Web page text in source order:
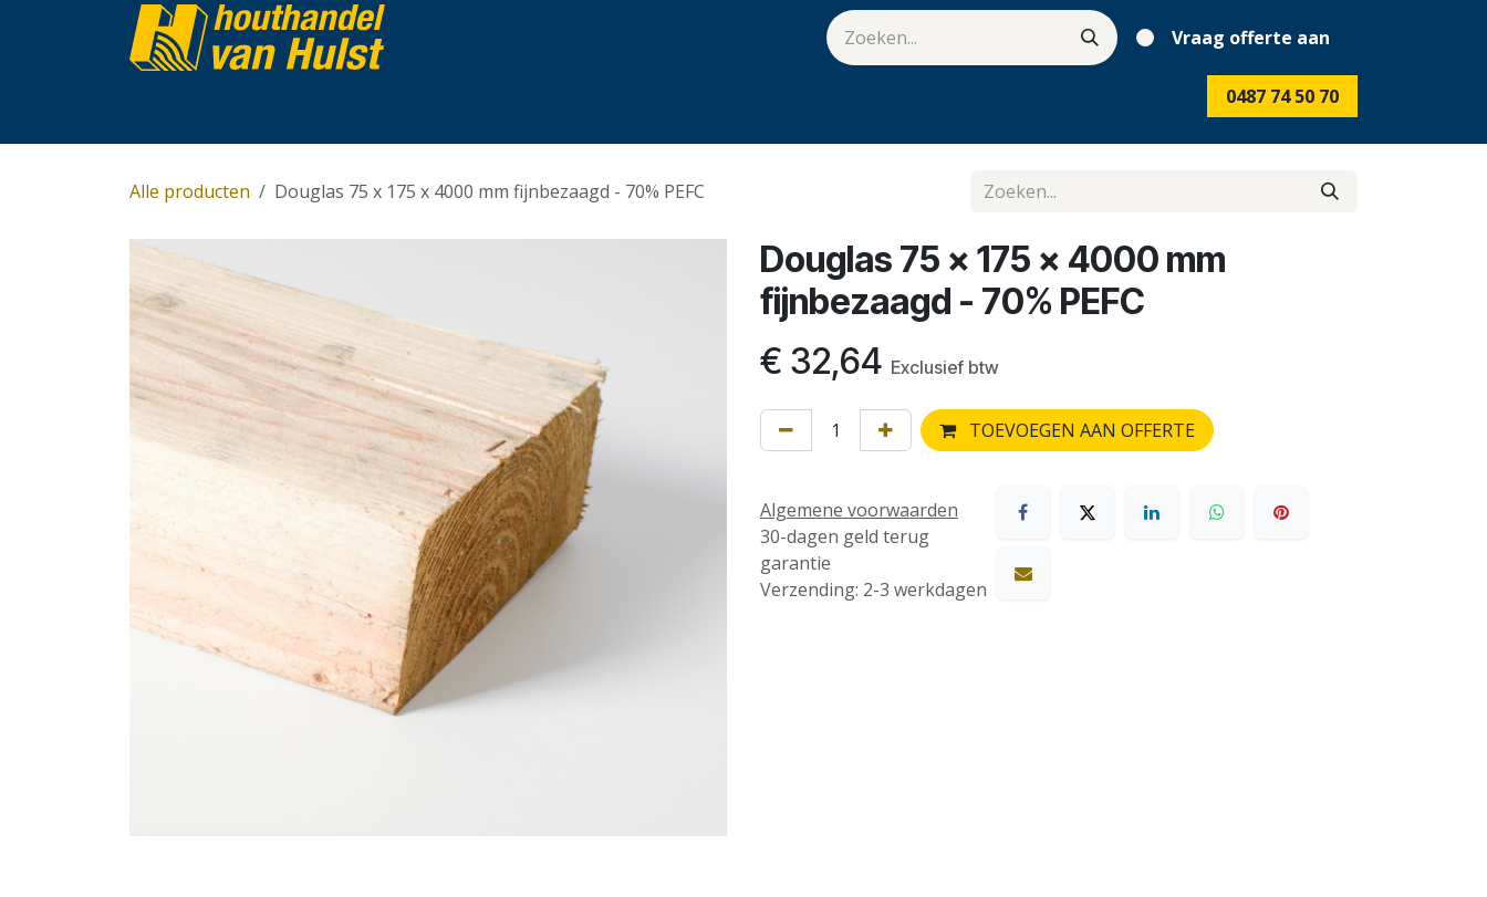
Overslaan naar inhoud
Vraag offerte aan
0487 74 50 70
Alle producten Douglas 75 x 175 x 4000 mm fijnbezaagd - 70% PEFC
Douglas 75 x 175 x 4000 mm
fijnbezaagd - 70% PEFC
€ 32,64 Exclusief btw
TOEVOEGEN AAN OFFERTE
Algemene voorwaarden
30-dagen geld terug
garantie
Verzending: 2-3 werkdagen